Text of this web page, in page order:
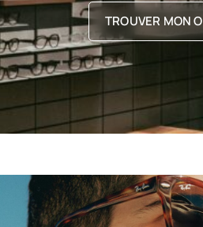
TROUVER MON